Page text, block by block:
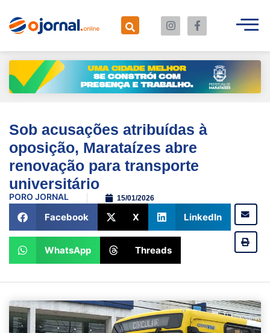
Sob acusações atribuídas à
oposição, Marataízes abre
renovação para transporte
universitário
PORO JORNAL 15/01/2026
Facebook X LinkedIn
WhatsApp Threads